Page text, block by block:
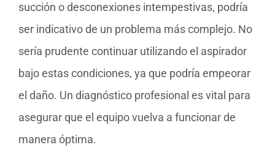
succión o desconexiones intempestivas, podría
ser indicativo de un problema más complejo. No
sería prudente continuar utilizando el aspirador
bajo estas condiciones, ya que podría empeorar
el daño. Un diagnóstico profesional es vital para
asegurar que el equipo vuelva a funcionar de
manera óptima.